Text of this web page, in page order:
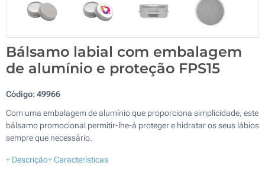
Bálsamo labial com embalagem
de alumínio e proteção FPS15
Código:49966
Com uma embalagem de alumínio que proporciona simplicidade, este
bálsamo promocional permitir-lhe-á proteger e hidratar os seus lábios
sempre que necessário.
+ Descrição+ Características